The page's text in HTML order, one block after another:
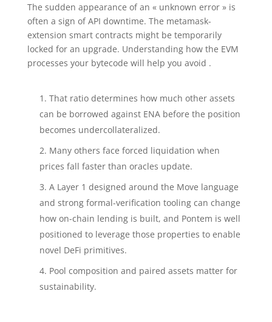
The sudden appearance of an « unknown error » is
often a sign of API downtime. The metamask-
extension smart contracts might be temporarily
locked for an upgrade. Understanding how the EVM
processes your bytecode will help you avoid .
That ratio determines how much other assets
can be borrowed against ENA before the position
becomes undercollateralized.
Many others face forced liquidation when
prices fall faster than oracles update.
A Layer 1 designed around the Move language
and strong formal-verification tooling can change
how on-chain lending is built, and Pontem is well
positioned to leverage those properties to enable
novel DeFi primitives.
Pool composition and paired assets matter for
sustainability.